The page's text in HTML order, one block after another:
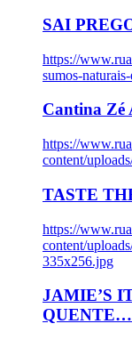
SAI
https://
sumos-
Cantina Zé
https://
content/
TASTE
https://
content/
335x256.jpg
JAMIE’S